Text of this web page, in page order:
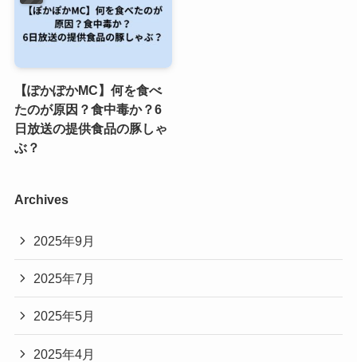
【ぽかぽかMC】何を食べ
たのが原因？食中毒か？6
日放送の提供食品の豚しゃ
ぶ？
Archives
2025年9月
2025年7月
2025年5月
2025年4月